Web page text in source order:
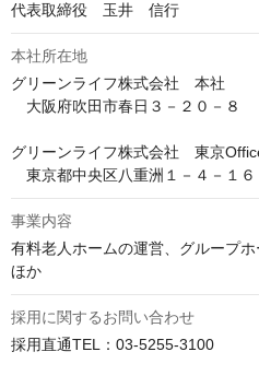
代表取締役　玉井　信行
本社所在地
グリーンライフ株式会社　本社
大阪府吹田市春日３－２０－８
グリーンライフ株式会社　東京
東京都中央区八重洲１－４－１
事業内容
有料老人ホームの運営、グループ
ほか
採用に関するお問い合わせ
採用直通TEL：03-5255-3100